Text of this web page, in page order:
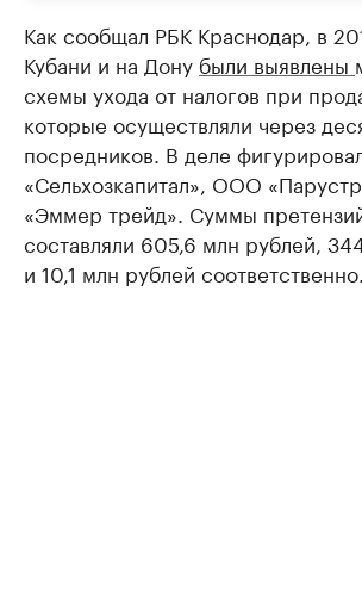
Как сообщал РБК Краснодар, в
Кубани и на Дону были выявлены
схемы ухода от налогов при
которые осуществляли через
посредников. В деле
«Сельхозкапитал», ООО
«Эммер трейд». Суммы
составляли 605,6 млн рублей,
и 10,1 млн рублей соответственно.